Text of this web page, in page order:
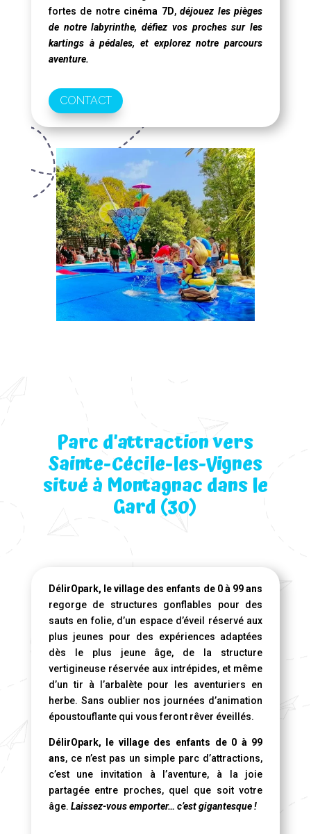
fortes de notre cinéma 7D,déjouez les pièges
de notre labyrinthe, défiez vos proches sur les
kartings à pédales, et explorez notre parcours
aventure.
CONTACT
Parc d’attraction vers
Sainte-Cécile-les-Vignes
situé à Montagnac dans le
Gard (30)
DélirOpark, le village des enfants de 0 à 99 ans
regorge de structures gonflables pour des
sauts en folie, d’un espace d’éveil réservé aux
plus jeunes pour des expériences adaptées
dès le plus jeune âge, de la structure
vertigineuse réservée aux intrépides, et même
d’un tir à l’arbalète pour les aventuriers en
herbe. Sans oublier nos journées d’animation
époustouflante qui vous feront rêver éveillés.
DélirOpark, le village des enfants de 0 à 99
ans, ce n’est pas un simple parc d’attractions,
c’est une invitation à l’aventure, à la joie
partagée entre proches, quel que soit votre
âge. Laissez-vous emporter… c’est gigantesque !